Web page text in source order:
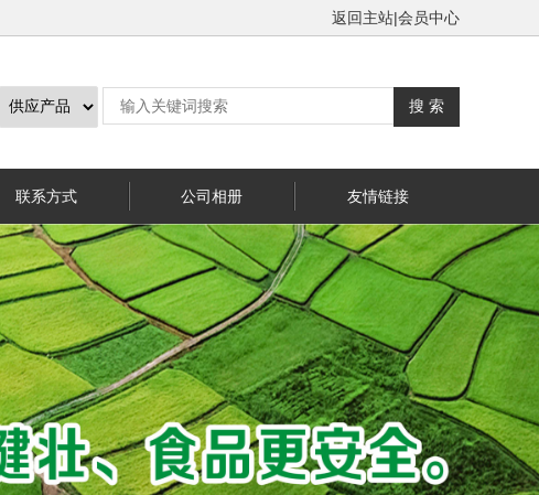
返回主站|会员中心
联系方式 公司相册 友情链接